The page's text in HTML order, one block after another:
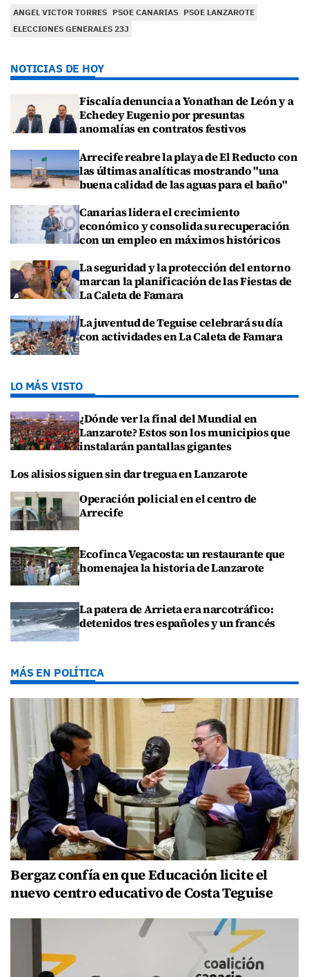
ANGEL VICTOR TORRES PSOE CANARIAS PSOE LANZAROTE
ELECCIONES GENERALES 23J
NOTICIAS DE HOY
Fiscalía denuncia a Yonathan de León y a
Echedey Eugenio por presuntas
anomalías en contratos festivos
Arrecife reabre la playa de El Reducto con
las últimas analíticas mostrando "una
buena calidad de las aguas para el baño"
Canarias lidera el crecimiento
económico y consolida su recuperación
con un empleo en máximos históricos
La seguridad y la protección del entorno
marcan la planificación de las Fiestas de
La Caleta de Famara
La juventud de Teguise celebrará su día
con actividades en La Caleta de Famara
LO MÁS VISTO
¿Dónde ver la final del Mundial en
Lanzarote? Estos son los municipios que
instalarán pantallas gigantes
Los alisios siguen sin dar tregua en Lanzarote
Operación policial en el centro de
Arrecife
Ecofinca Vegacosta: un restaurante que
homenajea la historia de Lanzarote
La patera de Arrieta era narcotráfico:
detenidos tres españoles y un francés
MÁS EN POLÍTICA
Bergaz confía en que Educación licite el
nuevo centro educativo de Costa Teguise